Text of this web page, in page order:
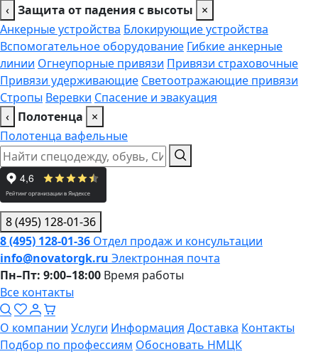
‹ Защита от падения с высоты
×
Анкерные устройства Блокирующие устройства
Вспомогательное оборудование Гибкие анкерные
линии Огнеупорные привязи Привязи страховочные
Привязи удерживающие Светоотражающие привязи
Стропы Веревки Спасение и эвакуация
‹ Полотенца
×
Полотенца вафельные
8 (495) 128-01-36
8 (495) 128-01-36 Отдел продаж и консультации
info@novatorgk.ru Электронная почта
Пн–Пт: 9:00–18:00 Время работы
Все контакты
О компании Услуги Информация Доставка Контакты
Подбор по профессиям Обосновать НМЦК